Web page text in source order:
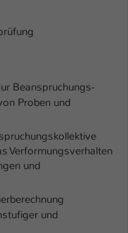
Beanspruchungs-
Proben und
Verformungsverhalten
und
und
Webseite mit, ob
besitzt diese